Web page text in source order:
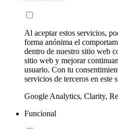
Al aceptar estos servicios,
forma anónima el
dentro de nuestro sitio web
sitio web y mejorar
usuario. Con tu
servicios de terceros en este
Google Analytics, Clarity,
Funcional